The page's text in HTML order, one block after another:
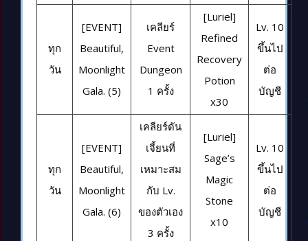
ทุก
วัน
[EVENT]
Beautiful,
Moonlight
Gala. (5)
เคลียร์
Event
Dungeon
1 ครั้ง
[Luriel]
Refined
Recovery
Potion
x30
Lv. 10
ขึ้นไป
ต่อ
บัญชี
ทุก
วัน
[EVENT]
Beautiful,
Moonlight
Gala. (6)
เคลียร์ดัน
เจี้ยนที่
เหมาะสม
กับ Lv.
ของตัวเอง
3 ครั้ง
[Luriel]
Sage’s
Magic
Stone
x10
Lv. 10
ขึ้นไป
ต่อ
บัญชี